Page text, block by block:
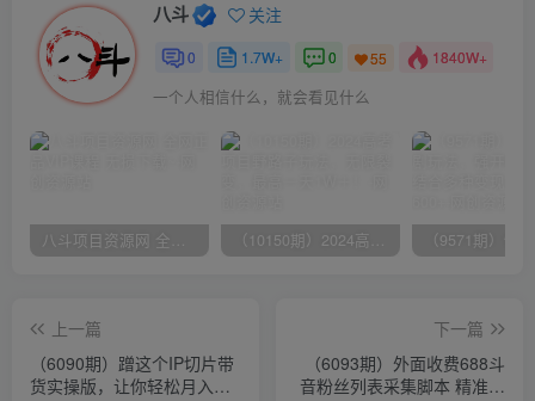
八斗 关注
0 1.7W+ 0 55 1840W+
一个人相信什么，就会看见什么
八斗项目资源网 全网正品VIP课程 无损下载~ （10150期）2024高考项目野路子玩法，无限裂变，最高一天1W＋！
上一篇
（6090期）蹭这个IP切片带
货实操版，让你轻松月入过
下一篇
（6093期）外面收费688斗
音粉丝列表采集脚本 精准筛